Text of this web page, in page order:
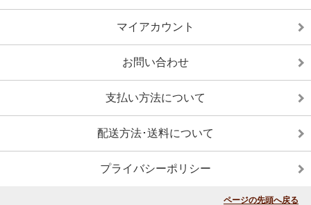
マイアカウント
お問い合わせ
支払い方法について
配送方法･送料について
プライバシーポリシー
ページの先頭へ戻る